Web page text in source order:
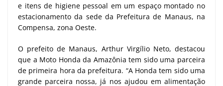
e itens de higiene pessoal em um espaço montado no
estacionamento da sede da Prefeitura de Manaus, na
Compensa, zona Oeste.
O prefeito de Manaus, Arthur Virgílio Neto, destacou
que a Moto Honda da Amazônia tem sido uma parceira
de primeira hora da prefeitura. “A Honda tem sido uma
grande parceira nossa, já nos ajudou em alimentação